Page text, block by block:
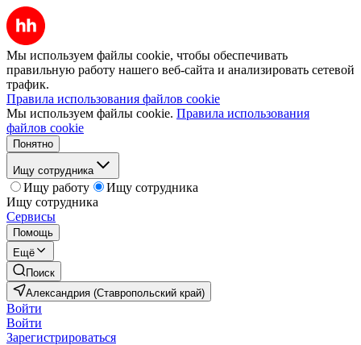
Мы используем файлы cookie, чтобы обеспечивать
правильную работу нашего веб-сайта и анализировать сетевой
трафик.
Правила использования файлов cookie
Мы используем файлы cookie. Правила использования
файлов cookie
Понятно
Ищу сотрудника
Ищу работу
Ищу сотрудника
Ищу сотрудника
Сервисы
Помощь
Ещё
Поиск
Александрия (Ставропольский край)
Войти
Войти
Зарегистрироваться